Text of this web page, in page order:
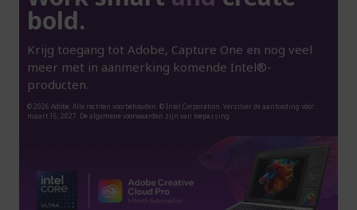
bold.
Krijg toegang tot Adobe, Capture One en nog veel
meer met in aanmerking komende Intel®-
producten.
© 2026 Adobe. Alle rechten voorbehouden. © Intel Corporation. Verzilver de aanbieding vóór:
maart 15, 2027. De algemene voorwaarden zijn van toepassing